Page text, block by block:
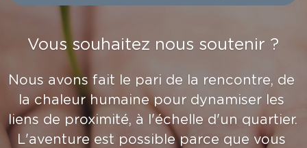
Vous souhaitez nous soutenir ?
Nous avons fait le pari de la rencontre, de
la chaleur humaine pour dynamiser les
liens de proximité, à l'échelle d'un quartier.
L'aventure est possible parce que vous